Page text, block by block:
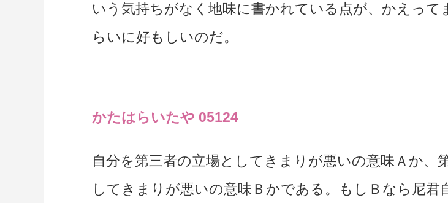
いう気持ちがなく地味に書かれている点が、かえって
らいに好もしいのだ。
かたはらいたや 05124
自分を第三者の立場としてきまりが悪いの意味Ａか、
してきまりが悪いの意味Ｂかである。もしＢなら尼君